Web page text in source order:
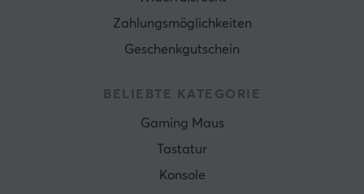
Zahlungsmöglichkeiten
Geschenkgutschein
BELIEBTE KATEGORIE
Gaming Maus
Tastatur
Konsole